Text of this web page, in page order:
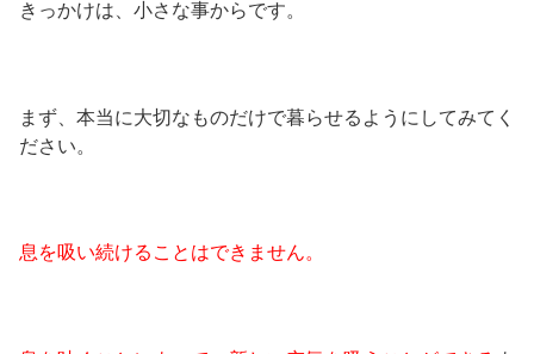
きっかけは、小さな事からです。
まず、本当に大切なものだけで暮らせるようにしてみてく
ださい。
息を吸い続けることはできません。